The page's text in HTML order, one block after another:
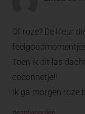
Of roze? De kleur
Toen ik dit las
coconnetje!!
Ik ga morgen roze
Beantwoorden